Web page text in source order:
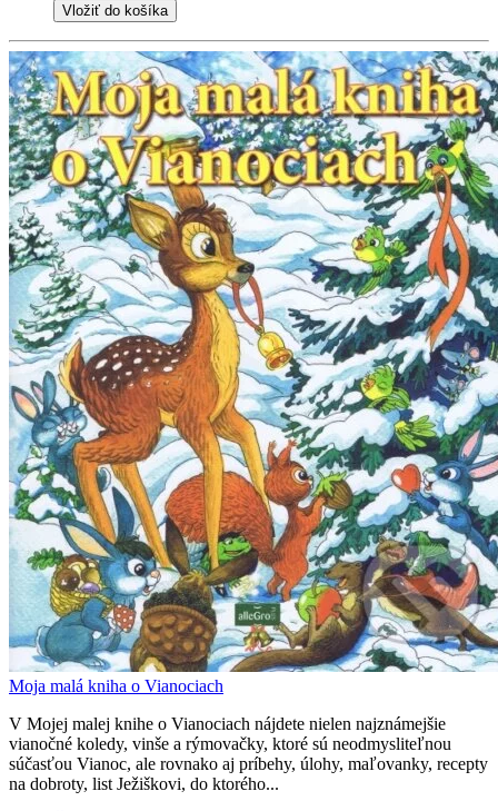
Vložiť do košíka
Moja malá kniha o Vianociach
V Mojej malej knihe o Vianociach nájdete nielen najznámejšie
vianočné koledy, vinše a rýmovačky, ktoré sú neodmysliteľnou
súčasťou Vianoc, ale rovnako aj príbehy, úlohy, maľovanky, recepty
na dobroty, list Ježiškovi, do ktorého...